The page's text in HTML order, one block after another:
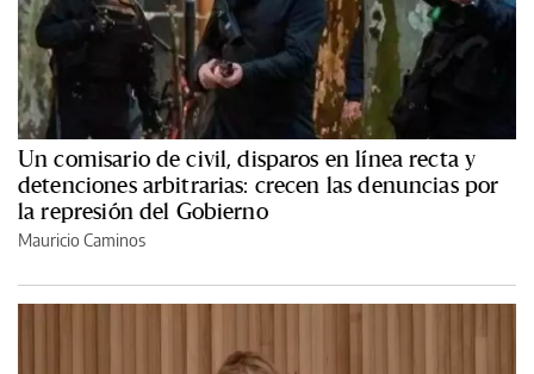
Un comisario de civil, disparos en línea recta y
detenciones arbitrarias: crecen las denuncias por
la represión del Gobierno
Mauricio Caminos